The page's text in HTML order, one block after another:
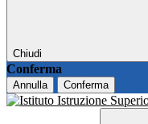
Chiudi
Conferma
Annulla Conferma